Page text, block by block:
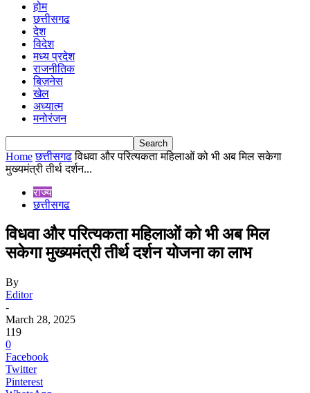
होम
छत्तीसगढ
देश
विदेश
मध्य प्रदेश
राजनीतिक
बिज़नेस
खेल
अध्यात्म
मनोरंजन
Home छत्तीसगढ विधवा और परित्यकता महिलाओं को भी अब मिल सकेगा
मुख्यमंत्री तीर्थ दर्शन...
राज्य
छत्तीसगढ
विधवा और परित्यकता महिलाओं को भी अब मिल
सकेगा मुख्यमंत्री तीर्थ दर्शन योजना का लाभ
By
Editor
-
March 28, 2025
119
0
Facebook
Twitter
Pinterest